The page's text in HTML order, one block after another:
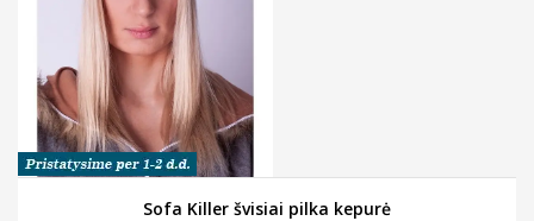
Sofa Killer švisiai pilka kepurė